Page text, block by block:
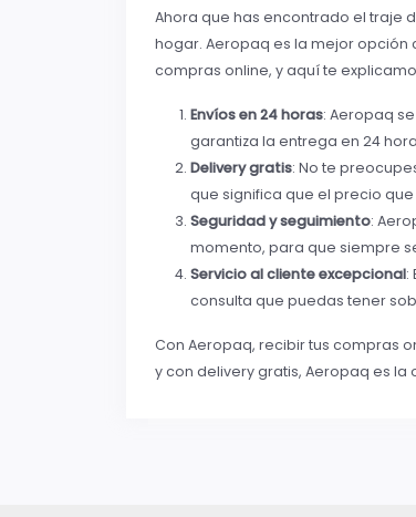
Ahora que has encontrado el traje
hogar. Aeropaq es la mejor opción
compras online, y aquí te
Envíos en 24 horas: Aeropaq
garantiza la entrega en 24
Delivery gratis: No te
que significa que el precio
Seguridad y seguimiento:
momento, para que siempre
Servicio al cliente excepcional:
consulta que puedas tener
Con Aeropaq, recibir tus compras
y con delivery gratis, Aeropaq es